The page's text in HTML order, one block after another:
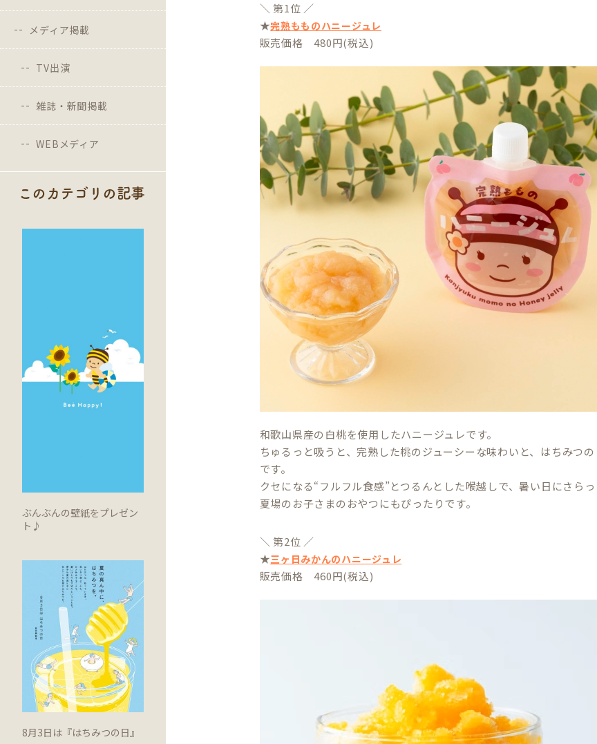
メディア掲載
TV出演
雑誌・新聞掲載
WEBメディア
このカテゴリの記事
ぶんぶんの壁紙をプレゼン
ト♪
8月3日は『はちみつの日』
＼ 第1位 ／
★完熟もものハニージュレ
販売価格 480円(税込)
和歌山県産の白桃を使用したハニージュレです。
ちゅるっと吸うと、完熟した桃のジューシーな味わいと、はちみつ
です。
クセになる“フルフル食感”とつるんとした喉越しで、暑い日にさら
夏場のお子さまのおやつにもぴったりです。
＼ 第2位 ／
★三ヶ日みかんのハニージュレ
販売価格 460円(税込)